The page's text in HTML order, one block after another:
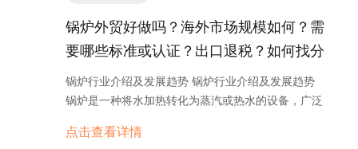
膜头挤出成薄膜的设备。塑料吹膜机广泛应用于塑料
包装膜、农用薄膜、工业薄膜等领域。 4. 塑料瓶胚
胚的设备。塑料瓶胚机广泛应用于塑料瓶的生产，如
饮料瓶、化妆品瓶等。 5. 塑料挤压机：用于将熔化
的塑料通过挤压成型，制造出塑料制品的设备。塑料
验。同时，随着5G技术的普及，越来越多的企业也
开始涉足5G路由器领域，市场竞争日趋激烈。 未
来，5G路由器市场的发展趋势将主要包括以下几个
方面： 1. 产品创新：随着技术的不断进步，5G路由
器将会有更多的创新，如更高的传输速度、更低的延
同场景和需求的产品，如家庭路由器、企业路由器、
锅炉外贸好做吗？海外市场规模如何？需
要哪些标准或认证？出口退税？如何找分
销商或客户？
锅炉行业介绍及发展趋势 锅炉行业介绍及发展趋势
锅炉是一种将水加热转化为蒸汽或热水的设备，广泛
电、炼油、化工等多个行业。随着工业化和城市化的
点击查看详情